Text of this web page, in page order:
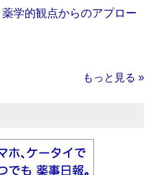
学的観点からのアプロー
もっと見る »